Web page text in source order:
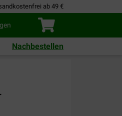
ab 49 €
Nachbestellen